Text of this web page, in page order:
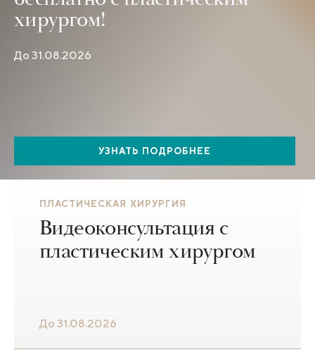
хирургом!
До 31.08.2026
УЗНАТЬ ПОДРОБНЕЕ
ПЛАСТИЧЕСКАЯ ХИРУРГИЯ
Видеоконсультация с
пластическим хирургом
До 31.08.2026